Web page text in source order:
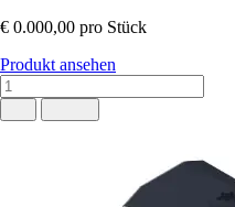
€ 0.000,00 pro Stück
Produkt ansehen